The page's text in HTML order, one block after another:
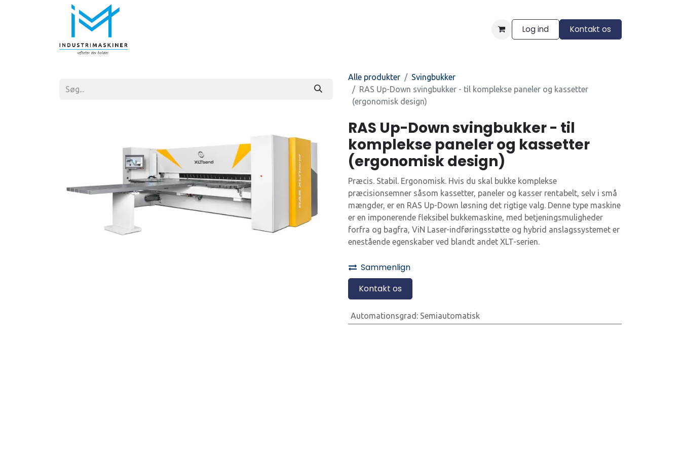
Log ind Kontakt os
Alle produkter
Svingbukker
RAS Up-Down svingbukker - til komplekse paneler og kassetter
(ergonomisk design)
RAS Up-Down svingbukker - til
komplekse paneler og kassetter
(ergonomisk design)
Præcis. Stabil. Ergonomisk. Hvis du skal bukke komplekse
præcisionsemner såsom kassetter, paneler og kasser rentabelt, selv i små
mængder, er en RAS Up-Down løsning det rigtige valg. Denne type maskine
er en imponerende fleksibel bukkemaskine, med betjeningsmuligheder
forfra og bagfra, ViN Laser-indføringsstøtte og hybrid anslagssystemet er
enestående egenskaber ved blandt andet XLT-serien.
Sammenlign
Kontakt os
Automationsgrad : Semiautomatisk